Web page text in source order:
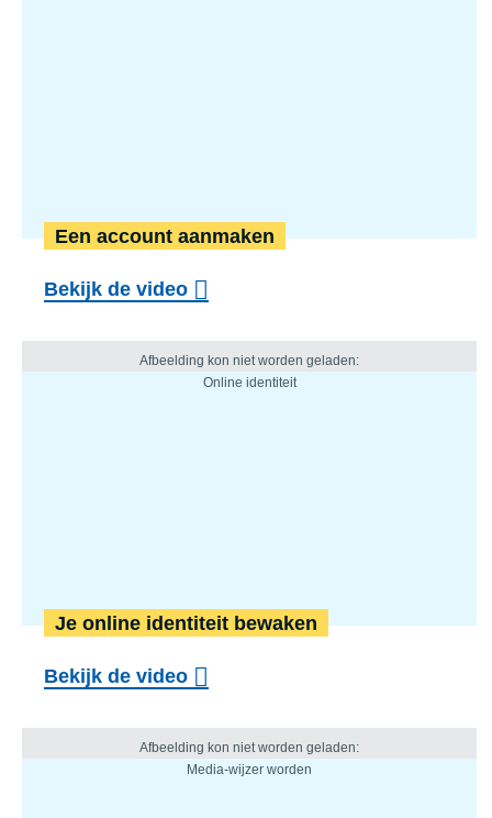
Een account aanmaken
Bekijk de video
Je online identiteit bewaken
Bekijk de video